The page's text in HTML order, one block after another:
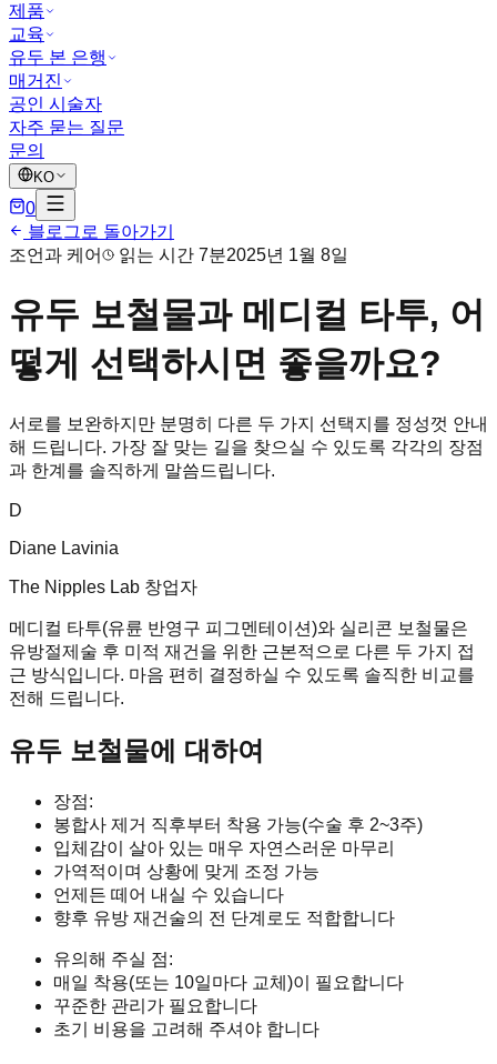
제품
교육
유두 본 은행
매거진
공인 시술자
자주 묻는 질문
문의
KO
0
블로그로 돌아가기
조언과 케어
읽는 시간 7분2025년 1월 8일
유두 보철물과 메디컬 타투, 어
떻게 선택하시면 좋을까요?
서로를 보완하지만 분명히 다른 두 가지 선택지를 정성껏 안내
해 드립니다. 가장 잘 맞는 길을 찾으실 수 있도록 각각의 장점
과 한계를 솔직하게 말씀드립니다.
D
Diane Lavinia
The Nipples Lab 창업자
메디컬 타투(유륜 반영구 피그멘테이션)와 실리콘 보철물은
유방절제술 후 미적 재건을 위한 근본적으로 다른 두 가지 접
근 방식입니다. 마음 편히 결정하실 수 있도록 솔직한 비교를
전해 드립니다.
유두 보철물에 대하여
장점:
봉합사 제거 직후부터 착용 가능(수술 후 2~3주)
입체감이 살아 있는 매우 자연스러운 마무리
가역적이며 상황에 맞게 조정 가능
언제든 떼어 내실 수 있습니다
향후 유방 재건술의 전 단계로도 적합합니다
유의해 주실 점:
매일 착용(또는 10일마다 교체)이 필요합니다
꾸준한 관리가 필요합니다
초기 비용을 고려해 주셔야 합니다